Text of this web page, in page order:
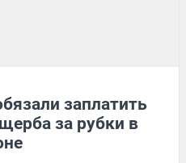
заплатить
за рубки в